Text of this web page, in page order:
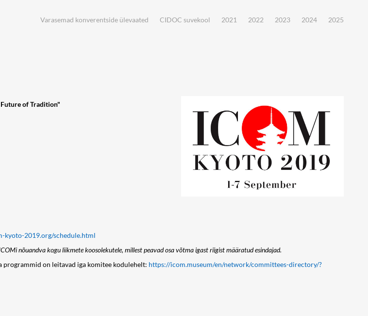
Varasemad konverentside ülevaated CIDOC suvekool 2021 2022 2023 2024 2025
of Tradition"
kyoto-2019.org/schedule.html
nõuandva kogu liikmete koosolekutele, millest peavad osa võtma igast riigist määratud esindajad.
programmid on leitavad iga komitee kodulehelt: https://icom.museum/en/network/committees-directory/?